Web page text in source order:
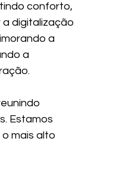
conforto,
a digitalização
a
a
Estamos
mais alto